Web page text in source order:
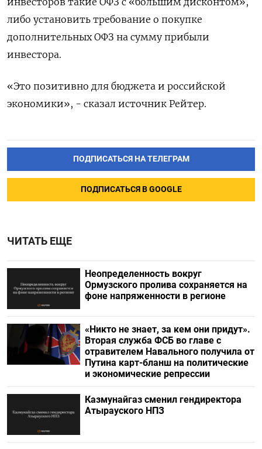
либо установить требование о покупке
дополнительных ОФЗ на сумму прибыли
инвестора.
«Это позитивно для бюджета и российской
экономики», - сказал источник Рейтер.
ПОДПИСАТЬСЯ НА ТЕЛЕГРАМ
ПОДПИСАТЬСЯ В GOOGLE
ЧИТАТЬ ЕЩЕ
Неопределенность вокруг
Ормузского пролива сохраняется на
фоне напряженности в регионе
«Никто не знает, за кем они придут».
Вторая служба ФСБ во главе с
отравителем Навального получила от
Путина карт-бланш на политические
и экономические репрессии
Казмунайгаз сменил гендиректора
Атырауского НПЗ